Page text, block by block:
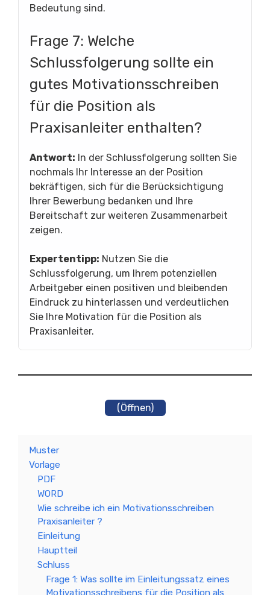
Bedeutung sind.
Frage 7: Welche
Schlussfolgerung sollte ein
gutes Motivationsschreiben
für die Position als
Praxisanleiter enthalten?
Antwort: In der Schlussfolgerung sollten Sie
nochmals Ihr Interesse an der Position
bekräftigen, sich für die Berücksichtigung
Ihrer Bewerbung bedanken und Ihre
Bereitschaft zur weiteren Zusammenarbeit
zeigen.
Expertentipp: Nutzen Sie die
Schlussfolgerung, um Ihrem potenziellen
Arbeitgeber einen positiven und bleibenden
Eindruck zu hinterlassen und verdeutlichen
Sie Ihre Motivation für die Position als
Praxisanleiter.
(Öffnen)
Muster
Vorlage
PDF
WORD
Wie schreibe ich ein Motivationsschreiben
Praxisanleiter ?
Einleitung
Hauptteil
Schluss
Frage 1: Was sollte im Einleitungssatz eines
Motivationsschreibens für die Position als